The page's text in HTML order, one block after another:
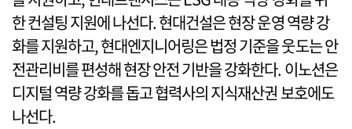
한 컨설팅 지원에 나선다. 현대건설은 현장 운영 역량 강
화를 지원하고, 현대엔지니어링은 법정 기준을 웃도는 안
전관리비를 편성해 현장 안전 기반을 강화한다. 이노션은
디지털 역량 강화를 돕고 협력사의 지식재산권 보호에도
나선다.